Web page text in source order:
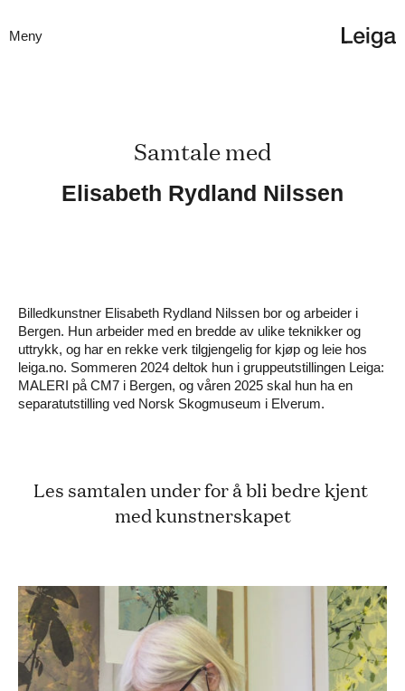
Meny
Samtale med
Elisabeth Rydland Nilssen
Billedkunstner Elisabeth Rydland Nilssen bor og arbeider i
Bergen. Hun arbeider med en bredde av ulike teknikker og
uttrykk, og har en rekke verk tilgjengelig for kjøp og leie hos
leiga.no. Sommeren 2024 deltok hun i gruppeutstillingen Leiga:
MALERI på CM7 i Bergen, og våren 2025 skal hun ha en
separatutstilling ved Norsk Skogmuseum i Elverum.
Les samtalen under for å bli bedre kjent
med kunstnerskapet